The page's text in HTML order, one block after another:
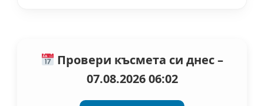
Провери късмета си днес –
07.08.2026 06:02